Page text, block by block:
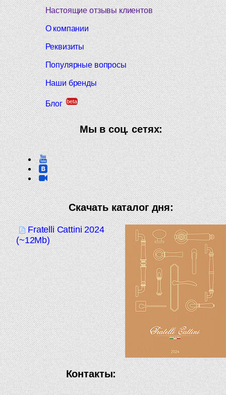
Настоящие отзывы клиентов
О компании
Реквизиты
Популярные вопросы
Наши бренды
Блог beta
Мы в соц. сетях:
Скачать каталог дня:
Fratelli Cattini 2024
(~12Mb)
Контакты: